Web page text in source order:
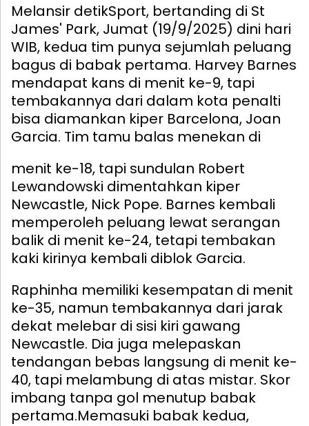
Melansir detikSport, bertanding di St
James' Park, Jumat (19/9/2025) dini hari
WIB, kedua tim punya sejumlah peluang
bagus di babak pertama. Harvey Barnes
mendapat kans di menit ke-9, tapi
tembakannya dari dalam kota penalti
bisa diamankan kiper Barcelona, Joan
Garcia. Tim tamu balas menekan di
menit ke-18, tapi sundulan Robert
Lewandowski dimentahkan kiper
Newcastle, Nick Pope. Barnes kembali
memperoleh peluang lewat serangan
balik di menit ke-24, tetapi tembakan
kaki kirinya kembali diblok Garcia.
Raphinha memiliki kesempatan di menit
ke-35, namun tembakannya dari jarak
dekat melebar di sisi kiri gawang
Newcastle. Dia juga melepaskan
tendangan bebas langsung di menit ke-
40, tapi melambung di atas mistar. Skor
imbang tanpa gol menutup babak
pertama.Memasuki babak kedua,